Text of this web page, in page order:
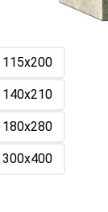
115х200
140х210
180х280
300х400